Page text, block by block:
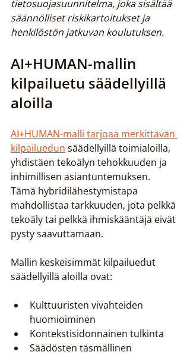
tietosuojasuunnitelma, joka sisältää
säännölliset riskikartoitukset ja
henkilöstön jatkuvan koulutuksen.
AI+HUMAN-mallin
kilpailuetu säädellyillä
aloilla
AI+HUMAN-malli tarjoaa merkittävän
kilpailuedun säädellyillä toimialoilla,
yhdistäen tekoälyn tehokkuuden ja
inhimillisen asiantuntemuksen.
Tämä hybridilähestymistapa
mahdollistaa tarkkuuden, jota pelkkä
tekoäly tai pelkkä ihmiskääntäjä eivät
pysty saavuttamaan.
Mallin keskeisimmät kilpailuedut
säädellyillä aloilla ovat:
Kulttuuristen vivahteiden
huomioiminen
Kontekstisidonnainen tulkinta
Säädösten täsmällinen